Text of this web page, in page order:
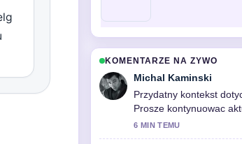
KOMENTARZE NA ZYWO
Michal Kaminski
Przydatny kontekst
Prosze kontynuowac
6 MIN TEMU